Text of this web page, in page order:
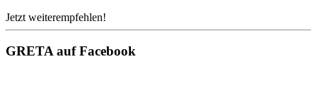
Jetzt weiterempfehlen!
GRETA auf Facebook